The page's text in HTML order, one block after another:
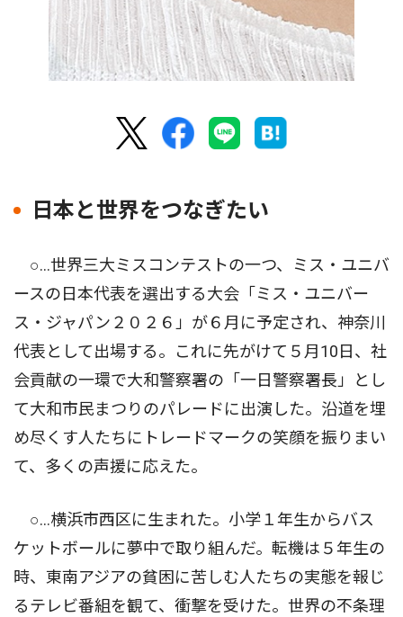
日本と世界をつなぎたい
○…世界三大ミスコンテストの一つ、ミス・ユニバ
ースの日本代表を選出する大会「ミス・ユニバー
ス・ジャパン２０２６」が６月に予定され、神奈川
代表として出場する。これに先がけて５月10日、社
会貢献の一環で大和警察署の「一日警察署長」とし
て大和市民まつりのパレードに出演した。沿道を埋
め尽くす人たちにトレードマークの笑顔を振りまい
て、多くの声援に応えた。
○…横浜市西区に生まれた。小学１年生からバス
ケットボールに夢中で取り組んだ。転機は５年生の
時、東南アジアの貧困に苦しむ人たちの実態を報じ
るテレビ番組を観て、衝撃を受けた。世界の不条理